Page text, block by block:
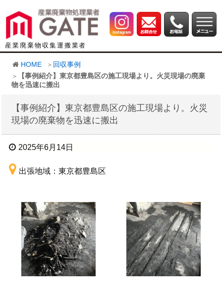
産業廃棄物収集運搬業者
HOME
回収事例
【事例紹介】東京都豊島区の施工現場より。火災現場の廃棄
物を迅速に搬出
【事例紹介】東京都豊島区の施工現場より。火災
現場の廃棄物を迅速に搬出
2025年6月14日
出張地域：東京都豊島区